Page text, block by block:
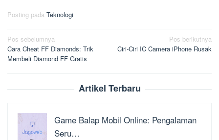
Posting pada Teknologi
Navigasi
pos
Pos sebelumnya
Cara Cheat FF Diamonds: Trik
Membeli Diamond FF Gratis
Pos berikutnya
Ciri-Ciri IC Camera iPhone Rusak
Artikel Terbaru
Game Balap Mobil Online: Pengalaman
Seru…